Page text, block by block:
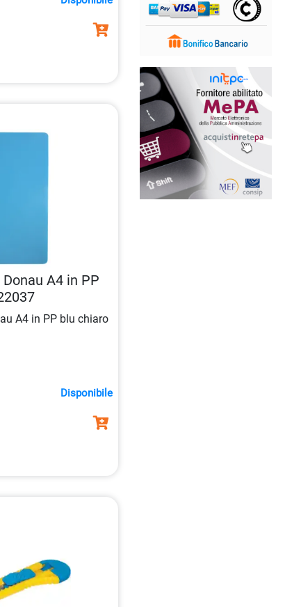
A4 in PP
A4 in PP blu chiaro
Disponibile